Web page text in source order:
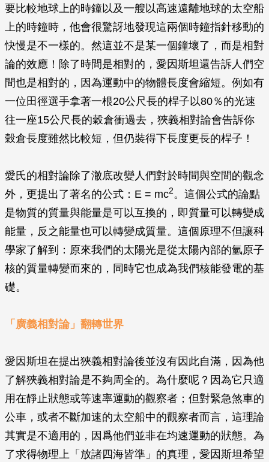
要比較地球上的時鐘以及一艘以高速遠離地球的太空船
上的時鐘時，他會很驚訝地發現這兩個時鐘指針移動的
快慢是不一樣的。然這並不是某一個鐘壞了，而是相對
論的效應！除了時間是相對的，愛因斯坦還告訴人們空
間也是相對的，因為運動中的物體長度會縮短。例如有
一位田徑選手拿著一根20公尺長的桿子以80％的光速
往一座15公尺長的穀倉衝過去，狹義相對論會告訴你
穀倉長度雖然比較短，但仍裝得下長度更長的桿子！
愛氏的相對論除了澈底改變人們對於時間與空間的觀念
外，更提出了著名的公式：E = mc2 。這個公式的論點
是物質的質量與能量是可以互換的，即質量可以轉變成
能量，反之能量也可以轉變成質量。這個原理不但讓科
學家了解到：原來我們的太陽光是從太陽內部的氫原子
核的質量轉變而來的，同時它也成為我們核能發電的基
礎。
「廣義相對論」翻轉世界
愛因斯坦在提出狹義相對論後並沒有因此自滿，因為他
了解狹義相對論是不夠周全的。為什麼呢？因為它只適
用在靜止狀態或等速率運動的觀察者；但對緊急煞車的
公車，或者不斷加速的太空船中的觀察者而言，這理論
其實是不適用的，因爲他們並非在均速運動的狀態。為
了求得物理上「放諸四海皆準」的真理，愛因斯坦希望